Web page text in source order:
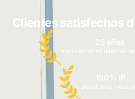
Clientes satisfechos
25 años
experiencia en
100% IP
plataforma